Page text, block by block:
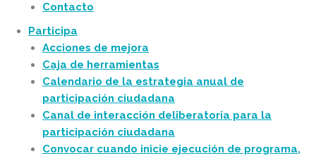
Contacto
Participa
Acciones de mejora
Caja de herramientas
Calendario de la estrategia anual de
participación ciudadana
Canal de interacción deliberatoria para la
participación ciudadana
Convocar cuando inicie ejecución de programa,